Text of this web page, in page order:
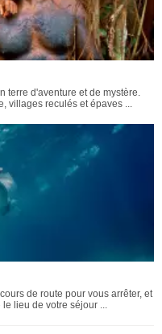
terre d'aventure et de mystère.
villages reculés et épaves ...
de route pour vous arrêter, et
lieu de votre séjour ...